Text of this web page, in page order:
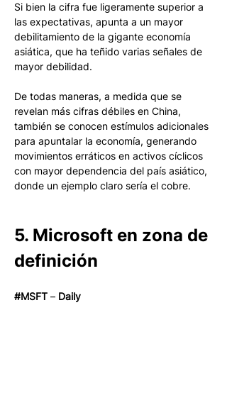
Si bien la cifra fue ligeramente superior a
las expectativas, apunta a un mayor
debilitamiento de la gigante economía
asiática, que ha teñido varias señales de
mayor debilidad.
De todas maneras, a medida que se
revelan más cifras débiles en China,
también se conocen estímulos adicionales
para apuntalar la economía, generando
movimientos erráticos en activos cíclicos
con mayor dependencia del país asiático,
donde un ejemplo claro sería el cobre.
5. Microsoft en zona de
definición
#MSFT – Daily